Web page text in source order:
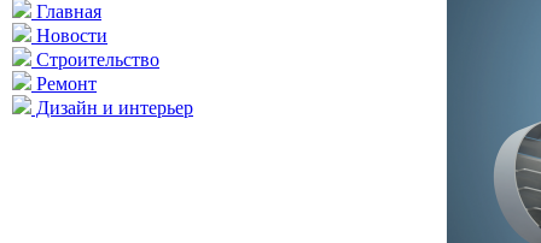
Главная
Новости
Строительство
Ремонт
Дизайн и интерьер